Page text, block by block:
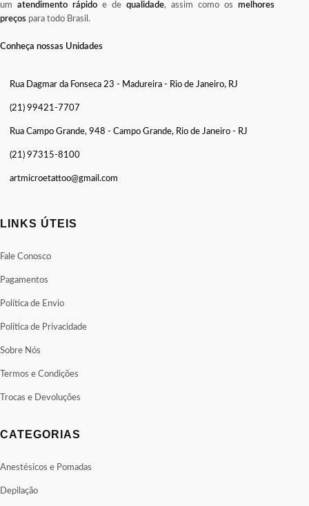
um atendimento rápido e de qualidade, assim como os melhores
preços para todo Brasil.
Conheça nossas Unidades
Rua Dagmar da Fonseca 23 - Madureira - Rio de Janeiro, RJ
(21) 99421-7707
Rua Campo Grande, 948 - Campo Grande, Rio de Janeiro - RJ
(21) 97315-8100
artmicroetattoo@gmail.com
LINKS ÚTEIS
Fale Conosco
Pagamentos
Política de Envio
Política de Privacidade
Sobre Nós
Termos e Condições
Trocas e Devoluções
CATEGORIAS
Anestésicos e Pomadas
Depilação